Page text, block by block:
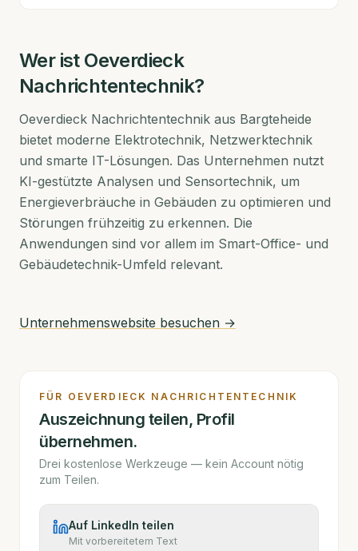
Wer ist Oeverdieck
Nachrichtentechnik?
Oeverdieck Nachrichtentechnik aus Bargteheide
bietet moderne Elektrotechnik, Netzwerktechnik
und smarte IT-Lösungen. Das Unternehmen nutzt
KI-gestützte Analysen und Sensortechnik, um
Energieverbräuche in Gebäuden zu optimieren und
Störungen frühzeitig zu erkennen. Die
Anwendungen sind vor allem im Smart-Office- und
Gebäudetechnik-Umfeld relevant.
Unternehmenswebsite besuchen →
FÜR OEVERDIECK NACHRICHTENTECHNIK
Auszeichnung teilen, Profil
übernehmen.
Drei kostenlose Werkzeuge — kein Account nötig
zum Teilen.
Auf LinkedIn teilen
Mit vorbereitetem Text